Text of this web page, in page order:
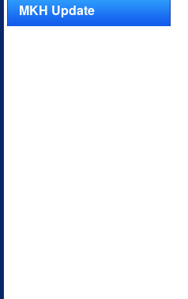
MKH Update